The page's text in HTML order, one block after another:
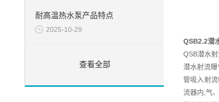
耐高温热水泵产品特点
2025-10-29
查看全部
QSB2.2潜
QSB潜水
潜水射流
管吸入射
流器内,气